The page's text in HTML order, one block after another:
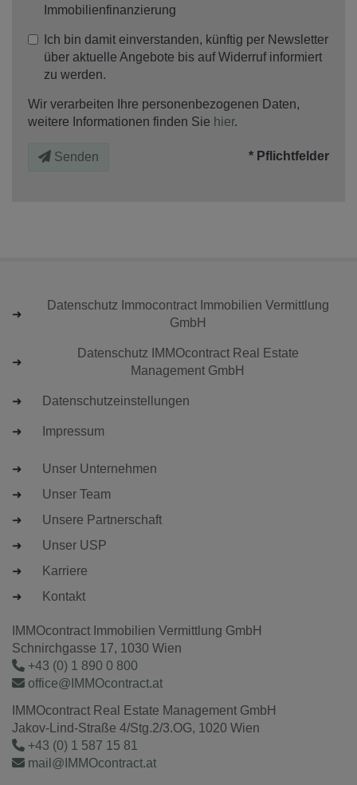
Immobilienfinanzierung
Ich bin damit einverstanden, künftig per Newsletter
über aktuelle Angebote bis auf Widerruf informiert
zu werden.
Wir verarbeiten Ihre personenbezogenen Daten,
weitere Informationen finden Sie hier.
Senden * Pflichtfelder
Datenschutz Immocontract Immobilien Vermittlung
GmbH
Datenschutz IMMOcontract Real Estate
Management GmbH
Datenschutzeinstellungen
Impressum
Unser Unternehmen
Unser Team
Unsere Partnerschaft
Unser USP
Karriere
Kontakt
IMMOcontract Immobilien Vermittlung GmbH
Schnirchgasse 17, 1030 Wien
+43 (0) 1 890 0 800
office@IMMOcontract.at
IMMOcontract Real Estate Management GmbH
Jakov-Lind-Straße 4/Stg.2/3.OG, 1020 Wien
+43 (0) 1 587 15 81
mail@IMMOcontract.at